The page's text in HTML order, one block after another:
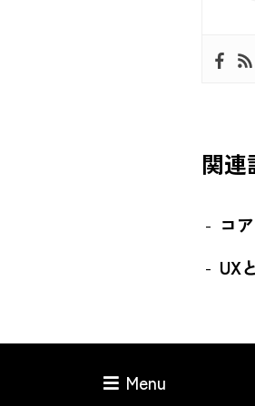
関連
コ
UX
Menu